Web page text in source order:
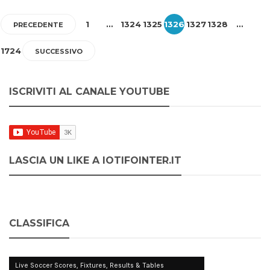
PRECEDENTE 1 … 1324 1325 1326 1327 1328 …
1724 SUCCESSIVO
ISCRIVITI AL CANALE YOUTUBE
LASCIA UN LIKE A IOTIFOINTER.IT
CLASSIFICA